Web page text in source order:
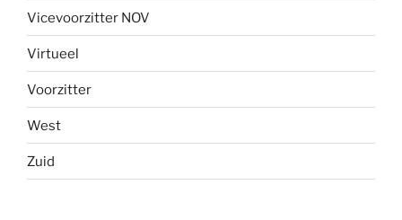
Vicevoorzitter NOV
Virtueel
Voorzitter
West
Zuid